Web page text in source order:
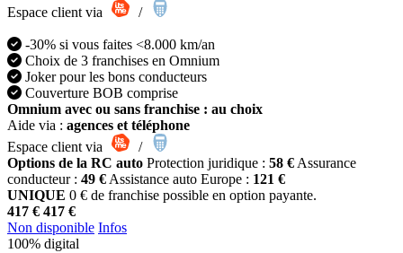
Espace client via
/
-30% si vous faites <8.000 km/an
Choix de 3 franchises en Omnium
Joker pour les bons conducteurs
Couverture BOB comprise
Omnium avec ou sans franchise : au choix
Aide via : agences et téléphone
Espace client via
/
Options de la RC auto Protection juridique : 58 € Assurance
conducteur : 49 € Assistance auto Europe : 121 €
UNIQUE 0 € de franchise possible en option payante.
417 € 417 €
Non disponible Infos
100% digital